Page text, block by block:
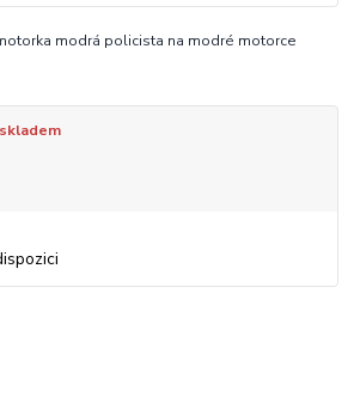
modrá policista na modré motorce